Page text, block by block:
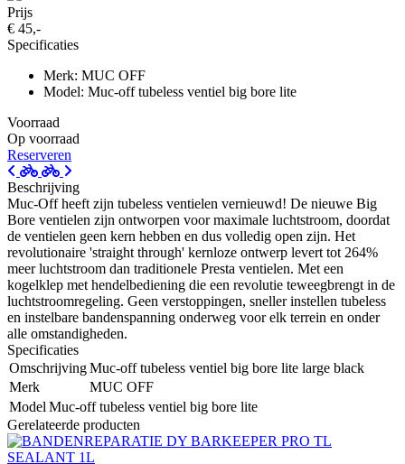
Prijs
€ 45,-
Specificaties
Merk: MUC OFF
Model: Muc-off tubeless ventiel big bore lite
Voorraad
Op voorraad
Reserveren
Beschrijving
Muc-Off heeft zijn tubeless ventielen vernieuwd! De nieuwe Big
Bore ventielen zijn ontworpen voor maximale luchtstroom, doordat
de ventielen geen kern hebben en dus volledig open zijn. Het
revolutionaire 'straight through' kernloze ontwerp levert tot 264%
meer luchtstroom dan traditionele Presta ventielen. Met een
kogelklep met hendelbediening die een revolutie teweegbrengt in de
luchtstroomregeling. Geen verstoppingen, sneller instellen tubeless
en instelbare bandenspanning onderweg voor elk terrein en onder
alle omstandigheden.
Specificaties
OmschrijvingMuc-off tubeless ventiel big bore lite large black
Merk
MUC OFF
Model Muc-off tubeless ventiel big bore lite
Gerelateerde producten